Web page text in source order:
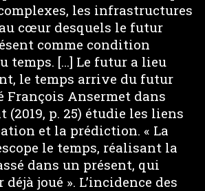
les infrastructures
cœur desquels le futur
comme condition
temps. […] Le futur a lieu
le temps arrive du futur
François Ansermet dans
(2019, p. 25) étudie les liens
et la prédiction. « La
le temps, réalisant la
dans un présent, qui
joué ». L’incidence des